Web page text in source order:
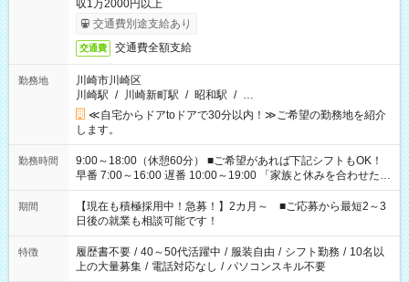
収1万2000円以上
交通費別途支給あり
交通費 交通費全額支給
勤務地
川崎市川崎区
川崎駅 / 川崎新町駅 / 昭和駅 / …
≪自宅からドアtoドアで30分以内！≫ご希望の勤務地を紹介
します。
勤務時間
9:00～18:00（休憩60分） ■ご希望があれば下記シフトもOK！
早番 7:00～16:00 遅番 10:00～19:00 「家族と休みを合わせた
い」 「余裕を持って夕飯の準備がしたい」 「できれば残業はし
たくない」 など、ご希望を教えてくださいね。 ※Wワーク希望
の方へ 今ご覧のお仕事で希望する勤務時間と、もう1つのお仕事
の勤務時間。 合計で週40時間を超える場合は応募できません。
期間
【現在も積極採用中！急募！】2カ月～ ■ご応募から最短2～3
日後の就業も相談可能です！
特徴 履歴書不要 / 40～50代活躍中 / 服装自由 / シフト勤務 / 10名以
上の大量募集 / 電話対応なし / パソコンスキル不要